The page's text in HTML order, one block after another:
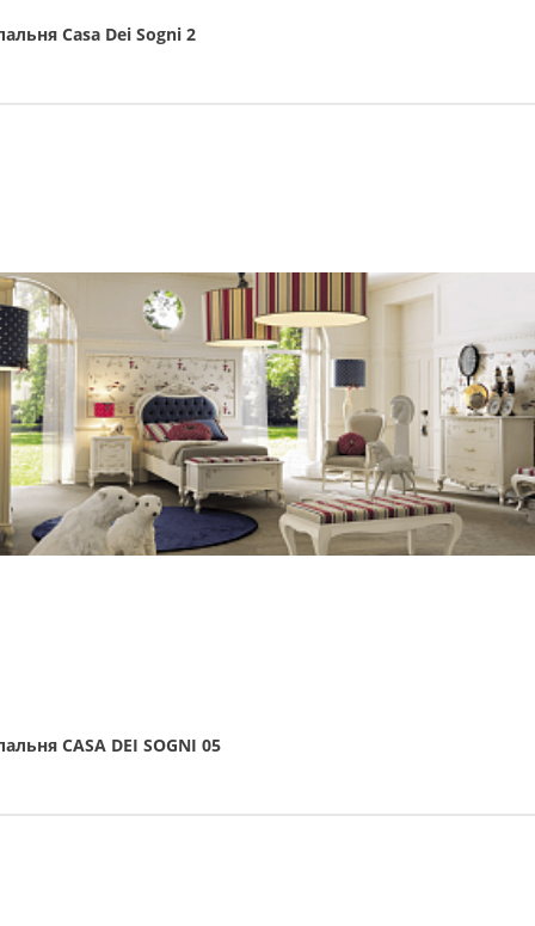
Casa Dei Sogni 2
CASA DEI SOGNI 05